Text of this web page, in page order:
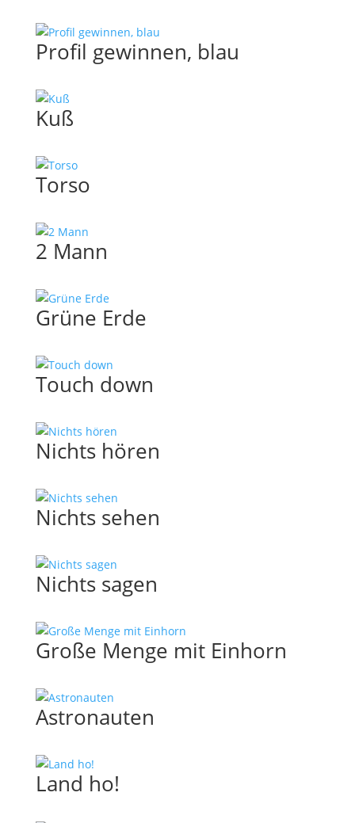
Profil gewinnen, blau
Kuß
Torso
2 Mann
Grüne Erde
Touch down
Nichts hören
Nichts sehen
Nichts sagen
Große Menge mit Einhorn
Astronauten
Land ho!